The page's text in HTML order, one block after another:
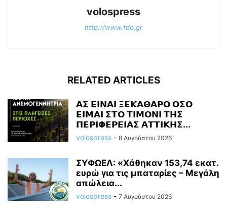
volospress
http://www.fdb.gr
RELATED ARTICLES
𝝖𝝨 𝝚𝝞𝝢𝝖𝝞 𝝣𝝚𝝟𝝖𝝝𝝖𝝦𝝤 𝝤𝝨𝝤
𝝚𝝞𝝡𝝖𝝞 𝝨𝝩𝝤 𝝩𝝞𝝡𝝤𝝢𝝞 𝝩𝝜𝝨
𝝥𝝚𝝦𝝞𝝫𝝚𝝦𝝚𝝞𝝖𝝨 𝝖𝝩𝝩𝝞𝝟𝝜𝝨...
volospress - 8 Αυγούστου 2026
ΣΥΦΩΕΛ: «Χάθηκαν 153,74 εκατ.
ευρώ για τις μπαταρίες – Μεγάλη
απώλεια...
volospress - 7 Αυγούστου 2026